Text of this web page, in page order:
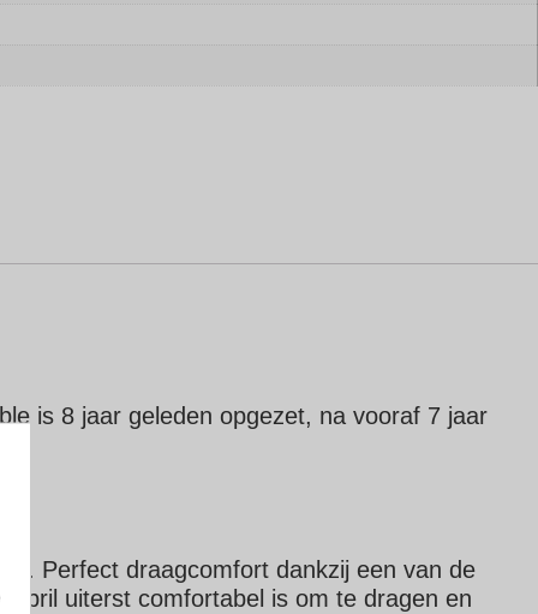
is 8 jaar geleden opgezet, na vooraf 7 jaar
Perfect draagcomfort dankzij een van de
bril uiterst comfortabel is om te dragen en